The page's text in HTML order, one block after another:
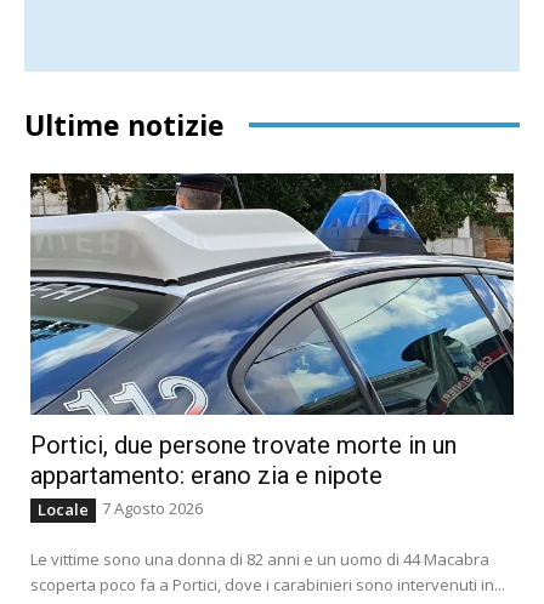
Ultime notizie
Portici, due persone trovate morte in un
appartamento: erano zia e nipote
Locale 7 Agosto 2026
Le vittime sono una donna di 82 anni e un uomo di 44 Macabra
scoperta poco fa a Portici, dove i carabinieri sono intervenuti in...